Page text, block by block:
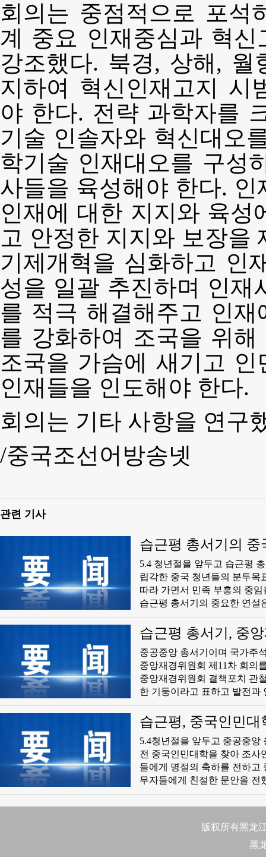
회의는 중점적으로 포석
계 중요 인재중심과 혁
강조했다. 북경, 상해,
지하여 혁신인재고지 시
야 한다. 전략 과학자를
기술 인솔자와 혁신대오
학기술 인재대오를 구성
사들을 육성해야 한다.
인재에 대한 지지와 육성
고 안정한 지지와 보장을
기제개혁을 심화하고 인
성을 일괄 추진하며 인재
를 적극 해결해주고 인
를 강화하여 조국을 위
조국을 가슴에 새기고
인재들을 인도해야 한다.
회의는 기타 사항을 연구
/중국조선어방송넷
관련 기사
습근평 총서기의
5.4 청년절을 앞두고 습근평
립각한 중국 청년들의 분투목
따라 가면서 민족 부흥의 중
습근평 총서기의 중요한 연설
생들은 총서기의 부탁을 명기
같이 하는 감정을 학업의 전
습근평 총서기는 중국인민대
년들의 분투목표와 전진방향
족부흥의 중임을 짊어진 시대
말은 수많은 청년 학생들을
신이 본과 3학년 때 참군했던
하고 민족부흥의 중임을 감당
습근평 총서기, 중
중공중앙 총서기이며 국가주
중앙재경위원회 제11차 회의
중앙재경위원회 결책포치 관
한 기둥이라고 표하고 발전과
현대화 기초시설 시스템을 구
련해야 한다고 강조했다. 중
각지 각 부문은 중앙재경위
동 추진해야 한다. 중공중앙 정치국 상무위원이며 국무원 총리이며 중앙재경위원회 부주임인 리극강,
중공중앙 정치국 상무위원이
국 상무위원이며 국무원 부총
시설 건설 전면 강화 문제에
부, 농업농촌부, 수리부 등 부
관철 상황에 관한 국가발전개
행 등 부문의 회보를 청취했다.
습근평, 중국인민대
5.4청년절을 앞두고 중공중앙
전 중국인민대학을 찾아 조사
들에게 명절의 축하를 전하고
무자들에게 친절한 문안을 전
세우며 청춘과 시대, 인민을
장 훌륭한 성적을 따낼 수 있
문제라고 강조했다. 당의 령
본과업을 관철하고 홍색 유
版权所有黑龙
黑